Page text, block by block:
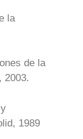
la
de la
2003.
1989